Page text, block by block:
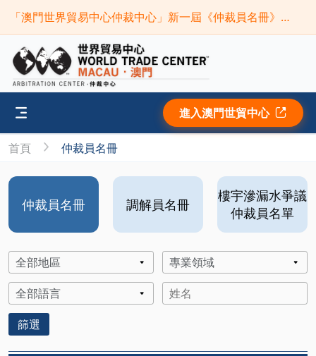
「澳門世界貿易中心仲裁中心」新一屆《仲裁員名冊》現正接受申請(截止時間:2026年9月30日)
進入澳門世貿中心
首頁 仲裁員名冊
仲裁員名冊 調解員名冊
樓宇滲漏水爭議
仲裁員名單
全部地區
專業領域
全部語言
篩選